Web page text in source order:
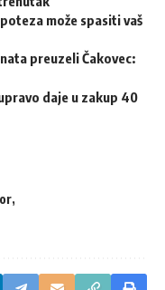
može spasiti vaš
preuzeli Čakovec:
daje u zakup 40